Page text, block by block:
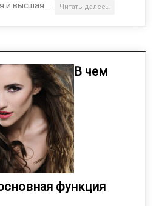
и высшая …
Читать далее…
В чем
функция